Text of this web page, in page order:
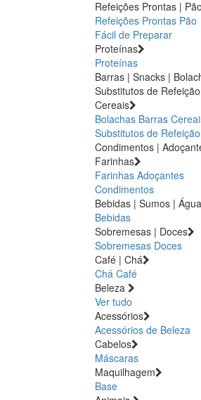
Refeições Prontas | Pão
Refeições Prontas Pão
Fácil de Preparar
Proteínas
Proteínas
Barras | Snacks |
Substitutos de
Cereais
Bolachas Barras
Substitutos de Refeição
Condimentos |
Farinhas
Farinhas Adoçantes
Condimentos
Bebidas | Sumos | Água
Bebidas
Sobremesas | Doces
Sobremesas Doces
Café | Chá
Chá Café
Beleza
Ver tudo
Acessórios
Acessórios de Beleza
Cabelos
Máscaras
Maquilhagem
Base